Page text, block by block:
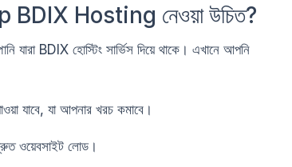
BDIX Hosting নেওয়া উচিত?
যারা BDIX হোস্টিং সার্ভিস দিয়ে থাকে। এখানে আপনি
যাবে, যা আপনার খরচ কমাবে।
ওয়েবসাইট লোড।